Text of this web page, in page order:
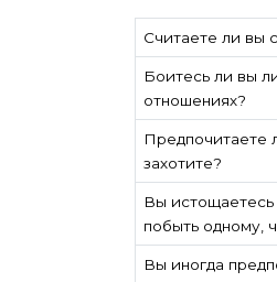
Считаете ли вы
Боитесь ли вы
отношениях?
Предпочитаете
захотите?
Вы истощаетесь
побыть одному,
Вы иногда